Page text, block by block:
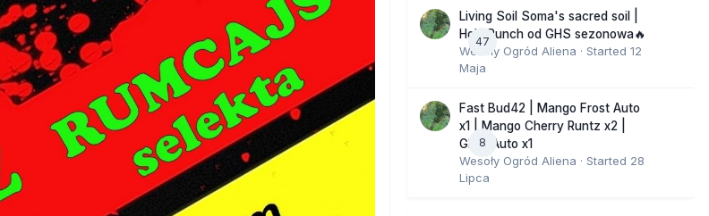
47
Living Soil Soma's sacred soil |
Holy Punch od GHS sezonowa🔥
Wesoły Ogród Aliena · Started 12
Maja
8
Fast Bud42 | Mango Frost Auto
x1 | Mango Cherry Runtz x2 |
GMO Auto x1
Wesoły Ogród Aliena · Started 28
Lipca